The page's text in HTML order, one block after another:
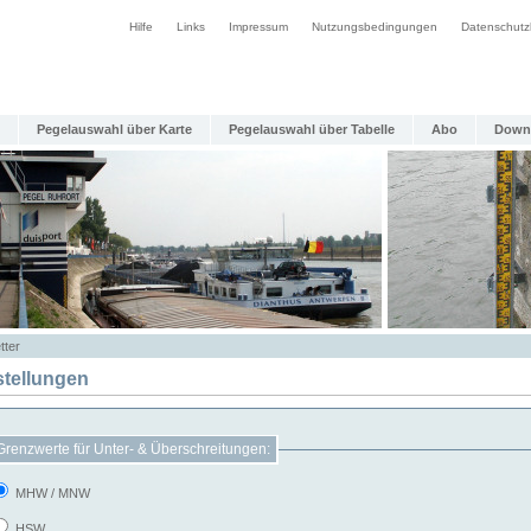
Hilfe Links Impressum Nutzungsbedingungen
Pegelauswahl über Karte Pegelauswahl über Tabelle Abo
für Unter- & Überschreitungen:
MHW / MNW
HSW